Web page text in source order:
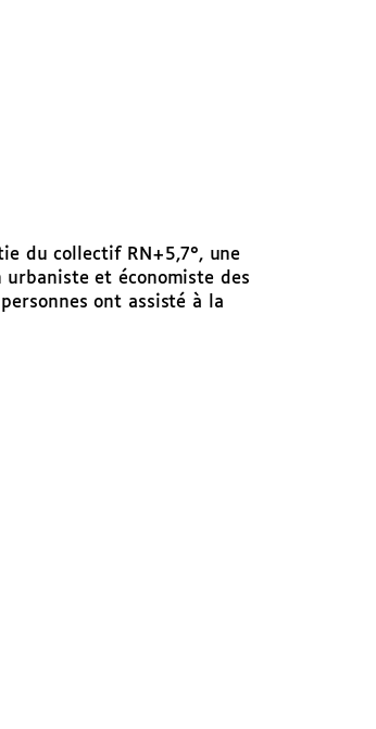
du collectif RN+5,7°, une
urbaniste et économiste des
ont assisté à la